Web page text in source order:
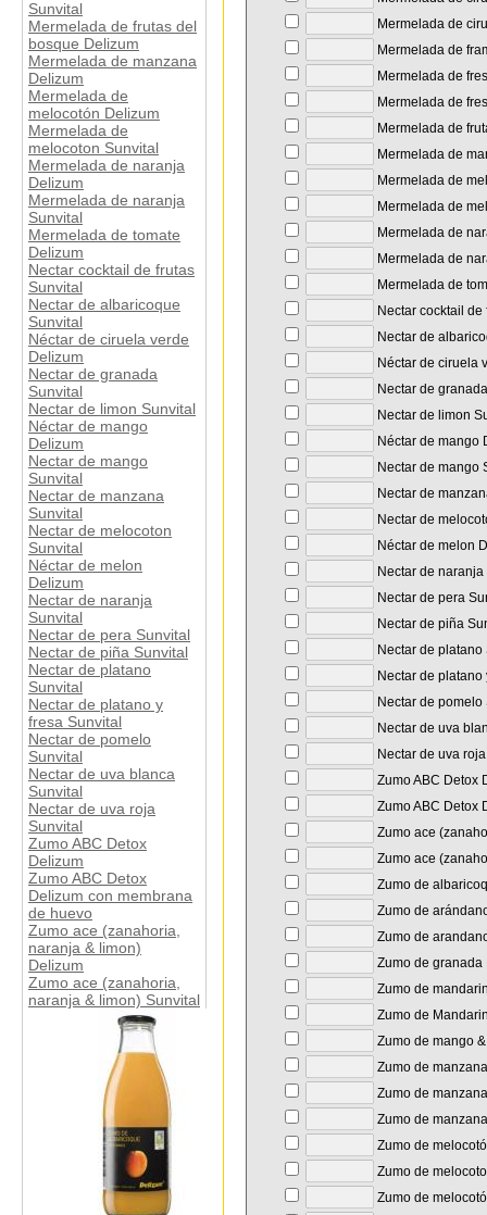
Sunvital
Mermelada de frutas del
bosque Delizum
Mermelada de manzana
Delizum
Mermelada de
melocotón Delizum
Mermelada de
melocoton Sunvital
Mermelada de naranja
Delizum
Mermelada de naranja
Sunvital
Mermelada de tomate
Delizum
Nectar cocktail de frutas
Sunvital
Nectar de albaricoque
Sunvital
Néctar de ciruela verde
Delizum
Nectar de granada
Sunvital
Nectar de limon Sunvital
Néctar de mango
Delizum
Nectar de mango
Sunvital
Nectar de manzana
Sunvital
Nectar de melocoton
Sunvital
Néctar de melon
Delizum
Nectar de naranja
Sunvital
Nectar de pera Sunvital
Nectar de piña Sunvital
Nectar de platano
Sunvital
Nectar de platano y
fresa Sunvital
Nectar de pomelo
Sunvital
Nectar de uva blanca
Sunvital
Nectar de uva roja
Sunvital
Zumo ABC Detox
Delizum
Zumo ABC Detox
Delizum con membrana
de huevo
Zumo ace (zanahoria,
naranja & limon)
Delizum
Zumo ace (zanahoria,
naranja & limon) Sunvital
Mermelada de
Mermelada de
Mermelada de
Mermelada de
Mermelada de
Mermelada de
Mermelada de
Mermelada de
Mermelada de
Mermelada de
Mermelada de
Nectar cocktail
Nectar de
Néctar de ciruela
Nectar de
Nectar de limon
Néctar de mango
Nectar de mango
Nectar de
Nectar de
Néctar de melon
Nectar de
Nectar de pera
Nectar de piña
Nectar de platano
Nectar de
Nectar de pomelo
Nectar de uva
Nectar de uva
Zumo ABC Detox
Zumo ABC Detox
Zumo ace
Zumo ace
Zumo de
Zumo de
Zumo de
Zumo de granada
Zumo de
Zumo de
Zumo de mango
Zumo de
Zumo de
Zumo de
Zumo de
Zumo de
Zumo de